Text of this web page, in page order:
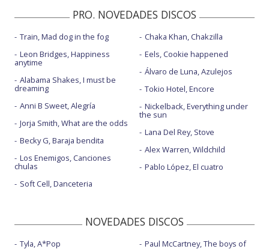
PRO. NOVEDADES DISCOS
Train, Mad dog in the fog
Leon Bridges, Happiness
anytime
Alabama Shakes, I must be
dreaming
Anni B Sweet, Alegría
Jorja Smith, What are the odds
Becky G, Baraja bendita
Los Enemigos, Canciones
chulas
Soft Cell, Danceteria
Chaka Khan, Chakzilla
Eels, Cookie happened
Álvaro de Luna, Azulejos
Tokio Hotel, Encore
Nickelback, Everything under
the sun
Lana Del Rey, Stove
Alex Warren, Wildchild
Pablo López, El cuatro
NOVEDADES DISCOS
Tyla, A*Pop
Paul McCartney, The boys of